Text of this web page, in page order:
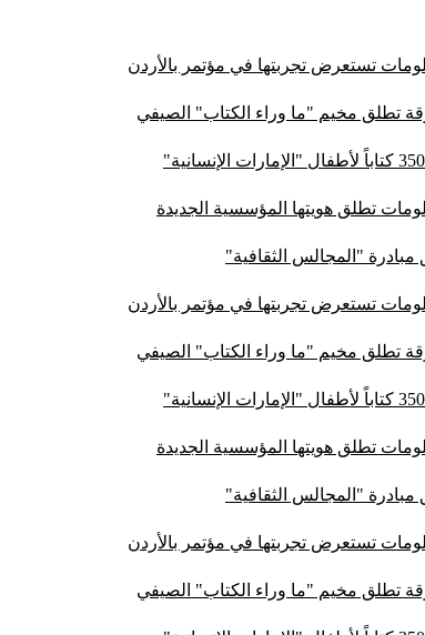
تستعرض تجربتها في مؤتمر بالأردن
تطلق مخيم "ما وراء الكتاب" الصيفي
تطلق هويتها المؤسسية الجديدة
مبادرة "المجالس الثقافية"
تستعرض تجربتها في مؤتمر بالأردن
تطلق مخيم "ما وراء الكتاب" الصيفي
تطلق هويتها المؤسسية الجديدة
مبادرة "المجالس الثقافية"
تستعرض تجربتها في مؤتمر بالأردن
تطلق مخيم "ما وراء الكتاب" الصيفي